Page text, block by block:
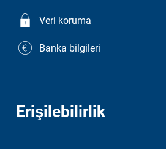
Veri koruma
Banka bilgileri
Erişilebilirlik